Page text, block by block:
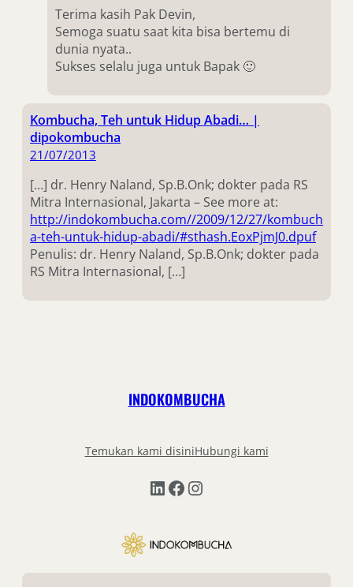
Terima kasih Pak Devin,
Semoga suatu saat kita bisa bertemu di
dunia nyata..
Sukses selalu juga untuk Bapak 🙂
Kombucha, Teh untuk Hidup Abadi… |
dipokombucha
21/07/2013
[…] dr. Henry Naland, Sp.B.Onk; dokter pada RS
Mitra Internasional, Jakarta – See more at:
http://indokombucha.com//2009/12/27/kombuch
a-teh-untuk-hidup-abadi/#sthash.EoxPjmJ0.dpuf
Penulis: dr. Henry Naland, Sp.B.Onk; dokter pada
RS Mitra Internasional, […]
INDOKOMBUCHA
Temukan kami disiniHubungi kami
LinkedIn Facebook Instagram